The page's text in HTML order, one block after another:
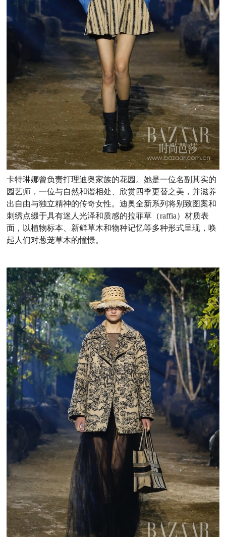
卡特琳娜曾负责打理迪奥家族的花园。她是一位名副其实的
园艺师，一位与自然和谐相处、欣赏四季更替之美，并滋养
出自由与独立精神的传奇女性。迪奥全新系列将别致图案和
刺绣点缀于具有迷人光泽和质感的拉菲草（raffia）材质表
面，以植物标本、新鲜草木和物种记忆等多种形式呈现，唤
起人们对葱茏草木的憧憬。